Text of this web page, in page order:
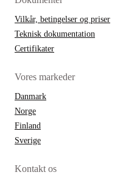
Vilkår, betingelser og priser
Teknisk dokumentation
Certifikater
Vores markeder
Danmark
Norge
Finland
Sverige
Kontakt os